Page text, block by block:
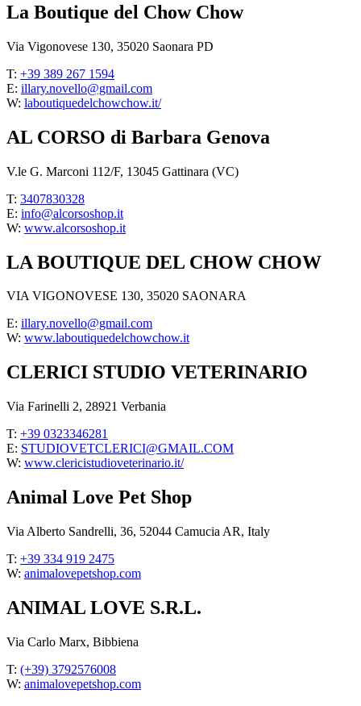
La Boutique del Chow Chow
Via Vigonovese 130, 35020 Saonara PD
T: +39 389 267 1594
E: illary.novello@gmail.com
W: laboutiquedelchowchow.it/
AL CORSO di Barbara Genova
V.le G. Marconi 112/F, 13045 Gattinara (VC)
T: 3407830328
E: info@alcorsoshop.it
W: www.alcorsoshop.it
LA BOUTIQUE DEL CHOW CHOW
VIA VIGONOVESE 130, 35020 SAONARA
E: illary.novello@gmail.com
W: www.laboutiquedelchowchow.it
CLERICI STUDIO VETERINARIO
Via Farinelli 2, 28921 Verbania
T: +39 0323346281
E: STUDIOVETCLERICI@GMAIL.COM
W: www.clericistudioveterinario.it/
Animal Love Pet Shop
Via Alberto Sandrelli, 36, 52044 Camucia AR, Italy
T: +39 334 919 2475
W: animalovepetshop.com
ANIMAL LOVE S.R.L.
Via Carlo Marx, Bibbiena
T: (+39) 3792576008
W: animalovepetshop.com